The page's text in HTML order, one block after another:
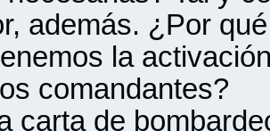
además. ¿Por
la
comandantes?
carta de